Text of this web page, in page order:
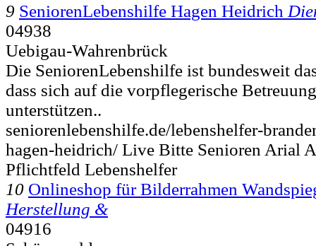
9 SeniorenLebenshilfe Hagen Heidrich
04938
Uebigau-Wahrenbrück
Die SeniorenLebenshilfe ist bundesweit
dass sich auf die vorpflegerische
unterstützen..
seniorenlebenshilfe.de/lebenshelfer-
hagen-heidrich/ Live Bitte Senioren Arial
Pflichtfeld Lebenshelfer
10 Onlineshop für Bilderrahmen
Herstellung &
04916